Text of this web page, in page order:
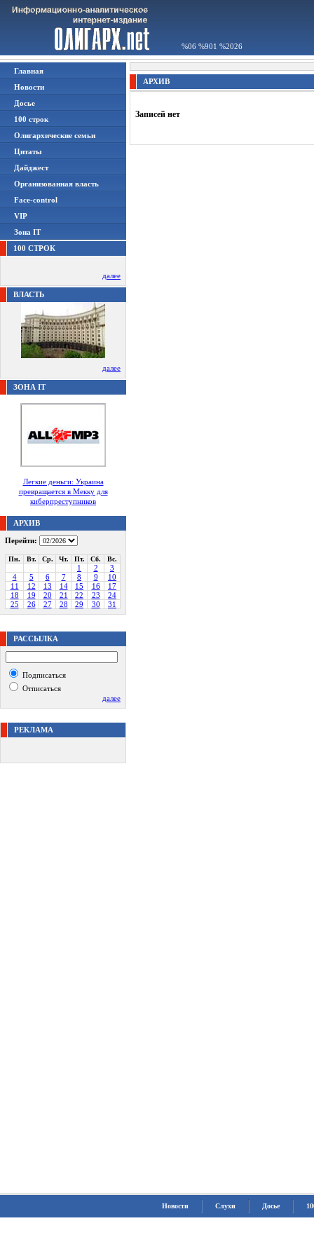
%06 %901 %2026
Главная
Новости
Досье
100 строк
Олигархические семьи
Цитаты
Дайджест
Организованная власть
Face-control
VIP
Зона IT
100 СТРОК
далее
ВЛАСТЬ
далее
ЗОНА IT
Легкие деньги: Украина
превращается в Мекку для
киберпреступников
АРХИВ
Перейти:
Пн. Вт. Ср. Чт. Пт. Сб. Вс.
1 2
3
4
5 6 7 8 9
10
11
12 13 14 15 16
17
18
19 20 21 22 23
24
25
26 27 28 29 30 31
РАССЫЛКА
Подписаться
Отписаться
далее
РЕКЛАМА
АРХИВ
Записей нет
Новости Слухи Досье